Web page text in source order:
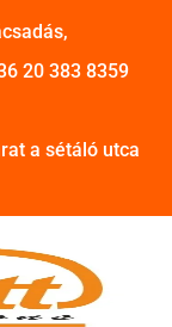
20 383 8359
a sétáló utca